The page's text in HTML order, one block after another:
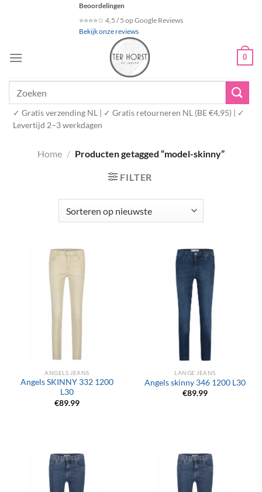
Beoordelingen
⭐⭐⭐⭐☆ 4,5 / 5 op Google Reviews
Bekijk onze reviews
0
✓ Gratis verzending NL | ✓ Gratis retourneren NL (BE €4,95) | ✓
Levertijd 2–3 werkdagen
Home / Producten getagged “model-skinny”
FILTER
ANGELS JEANS
Angels SKINNY 332 1200
L30
€89.99
LANGE JEANS
Angels skinny 346 1200 L30
€89.99